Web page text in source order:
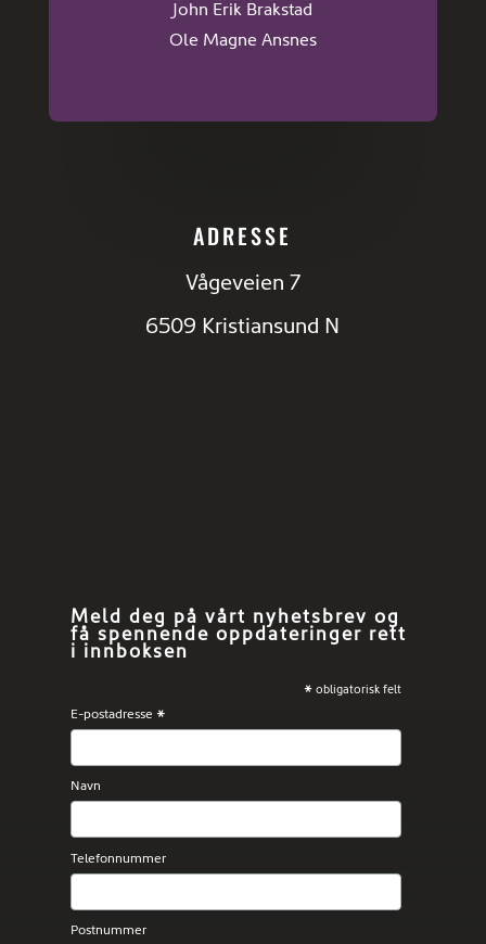
John Erik Brakstad
Ole Magne Ansnes
ADRESSE
Vågeveien 7
6509 Kristiansund N
Meld deg på vårt nyhetsbrev og
få spennende oppdateringer rett
i innboksen
* obligatorisk felt
E-postadresse *
Navn
Telefonnummer
Postnummer